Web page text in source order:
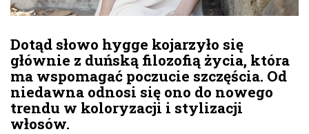
Dotąd słowo hygge kojarzyło się
głównie z duńską filozofią życia, która
ma wspomagać poczucie szczęścia. Od
niedawna odnosi się ono do nowego
trendu w koloryzacji i stylizacji
włosów.